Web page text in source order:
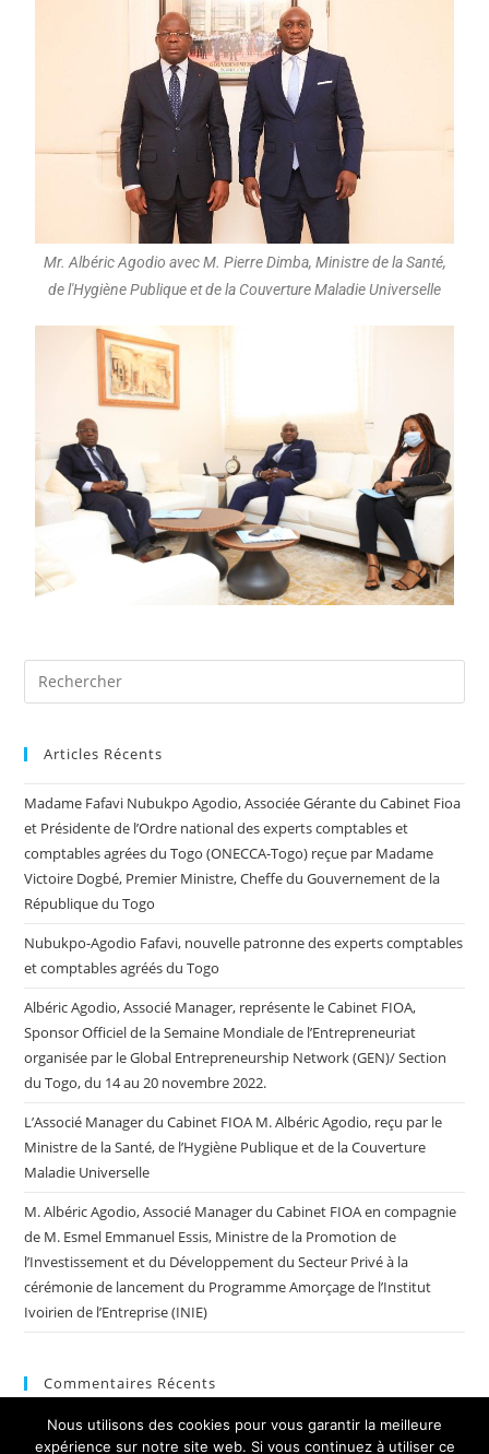
Mr. Albéric Agodio avec M. Pierre Dimba, Ministre de la Santé,
de l'Hygiène Publique et de la Couverture Maladie Universelle
Articles Récents
Madame Fafavi Nubukpo Agodio, Associée Gérante du Cabinet Fioa
et Présidente de l’Ordre national des experts comptables et
comptables agrées du Togo (ONECCA-Togo) reçue par Madame
Victoire Dogbé, Premier Ministre, Cheffe du Gouvernement de la
République du Togo
Nubukpo-Agodio Fafavi, nouvelle patronne des experts comptables
et comptables agréés du Togo
Albéric Agodio, Associé Manager, représente le Cabinet FIOA,
Sponsor Officiel de la Semaine Mondiale de l’Entrepreneuriat
organisée par le Global Entrepreneurship Network (GEN)/ Section
du Togo, du 14 au 20 novembre 2022.
L’Associé Manager du Cabinet FIOA M. Albéric Agodio, reçu par le
Ministre de la Santé, de l’Hygiène Publique et de la Couverture
Maladie Universelle
M. Albéric Agodio, Associé Manager du Cabinet FIOA en compagnie
de M. Esmel Emmanuel Essis, Ministre de la Promotion de
l’Investissement et du Développement du Secteur Privé à la
cérémonie de lancement du Programme Amorçage de l’Institut
Ivoirien de l’Entreprise (INIE)
Commentaires Récents
Nous utilisons des cookies pour vous garantir la meilleure
expérience sur notre site web. Si vous continuez à utiliser ce